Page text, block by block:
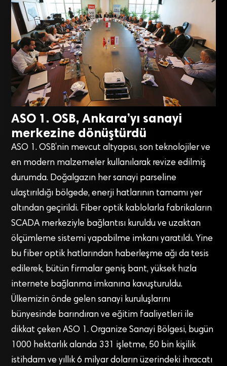
ASO 1. OSB, Ankara’yı sanayi
merkezine dönüştürdü
ASO 1. OSB’nin mevcut altyapısı, son teknolojiler ve
en modern malzemeler kullanılarak revize edilmiş
durumda. Doğalgazın her sanayi parseline
ulaştırıldığı bölgede, enerji hatlarının tamamı yer
altından geçirildi. Fiber optik kablolarla fabrikaların
SCADA merkeziyle bağlantısı kuruldu ve uzaktan
ölçümleme sistemi yapabilme imkanı yaratıldı. Yine
bu fiber optik hatlarından haberleşme ağı da tesis
edilerek, bütün firmalar geniş bant, yüksek hızla
internete bağlanma imkanına kavuşturuldu.
Ülkemizin önde gelen sanayi kuruluşlarını
bünyesinde barındıran ve eğitim faaliyetleri ile
dikkat çeken ASO 1. Organize Sanayi Bölgesi, bugün
1000 hektarlık alanda 331 işletme, 50 bin kişilik
istihdam ve yıllık 6 milyar doların üzerindeki ihracatı